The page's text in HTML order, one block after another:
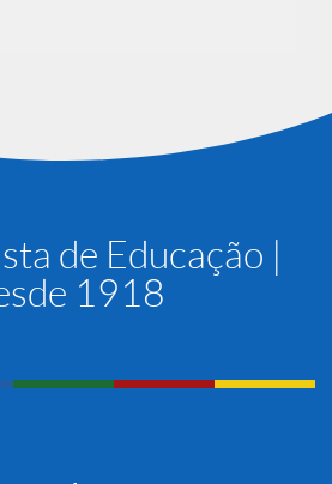
de Educação |
1918